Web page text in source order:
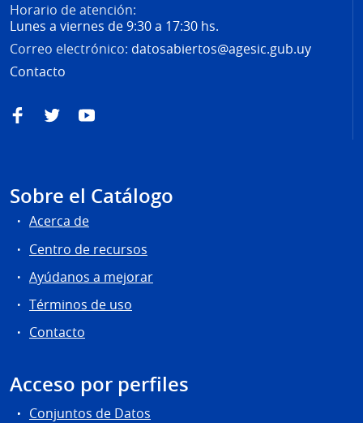
Horario de atención:
Lunes a viernes de 9:30 a 17:30 hs.
Correo electrónico: datosabiertos@agesic.gub.uy
Contacto
FacebookTwitterYouTube
Sobre el Catálogo
Acerca de
Centro de recursos
Ayúdanos a mejorar
Términos de uso
Contacto
Acceso por perfiles
Conjuntos de Datos